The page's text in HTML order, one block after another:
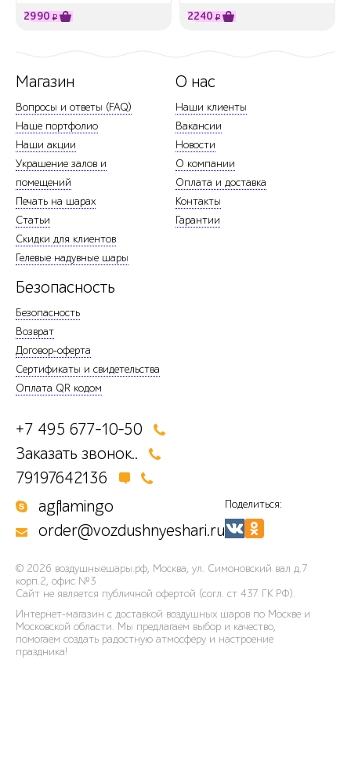
2990 ₽ 2240 ₽
Магазин
Вопросы и ответы (FAQ)
Наше портфолио
Наши акции
Украшение залов и
помещений
Печать на шарах
Статьи
Скидки для клиентов
Гелевые надувные шары
О нас
Наши клиенты
Вакансии
Новости
О компании
Оплата и доставка
Контакты
Гарантии
Безопасность
Безопасность
Возврат
Договор-оферта
Сертификаты и свидетельства
Оплата QR кодом
+7 495 677-10-50
Заказать звонок..
79197642136
agflamingo
order@vozdushnyeshari.ru
Поделиться:
© 2026 воздушныешары.рф, Москва, ул. Симоновский вал д.7
корп.2, офис №3
Сайт не является публичной офертой (согл. ст 437 ГК РФ).
Интернет-магазин с доставкой воздушных шаров по Москве и
Московской области. Мы предлагаем выбор и качество,
помогаем создать радостную атмосферу и настроение
праздника!